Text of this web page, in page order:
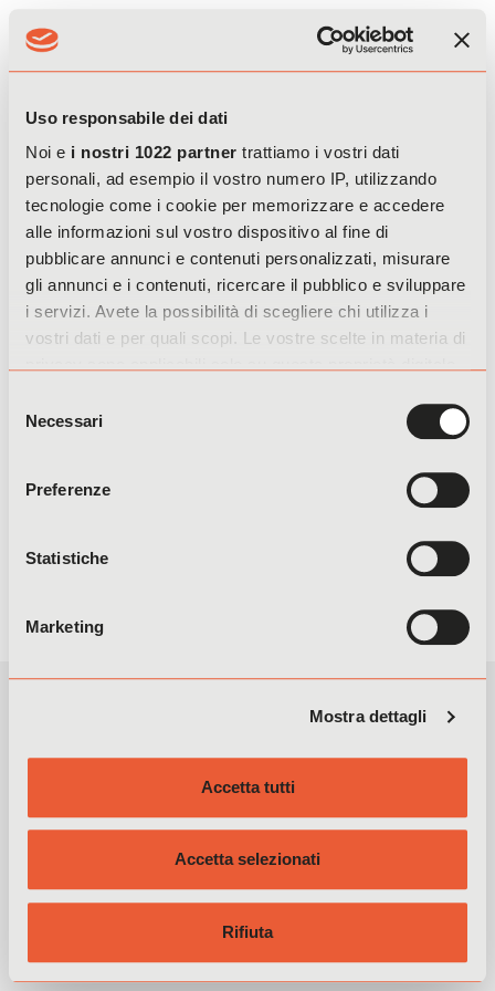
Uso responsabile dei dati
Noi e i nostri 1022 partner trattiamo i vostri dati
personali, ad esempio il vostro numero IP, utilizzando
tecnologie come i cookie per memorizzare e accedere
alle informazioni sul vostro dispositivo al fine di
pubblicare annunci e contenuti personalizzati, misurare
gli annunci e i contenuti, ricercare il pubblico e sviluppare
i servizi. Avete la possibilità di scegliere chi utilizza i
vostri dati e per quali scopi. Le vostre scelte in materia di
modificare o revocare il proprio consenso in qualsiasi
momento dalla Dichiarazione sui cookie o facendo clic
raccogliere informazioni sulla tua posizione
geografica, con un'approssimazione di qualche
Identificare il tuo dispositivo, scansionandolo
Approfondisci come vengono elaborati i tuoi dati personali
dalla Dichiarazione sui cookie.
Utilizziamo i cookie per personalizzare contenuti ed
analizzare il nostro traffico. Condividiamo inoltre
informazioni sul modo in cui utilizza il nostro sito con i
nostri partner che si occupano di analisi dei dati web,
pubblicità e social media, i quali potrebbero combinarle
delNecessari
Preferenze
Statistiche
Marketing
Mostra dettagli
Accetta tutti
Accetta selezionati
Rifiuta
Hai perso la password? Inserisci il tuo nome utente o
l'indirizzo email. Riceverai tramite email un link per generarne
una nuova.
Resettare la password
in collaborazione con:
Privacy PolicyCookie PolicyContatti